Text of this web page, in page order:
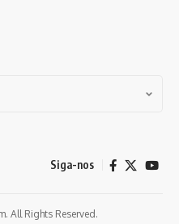
Siga-nos
All Rights Reserved.